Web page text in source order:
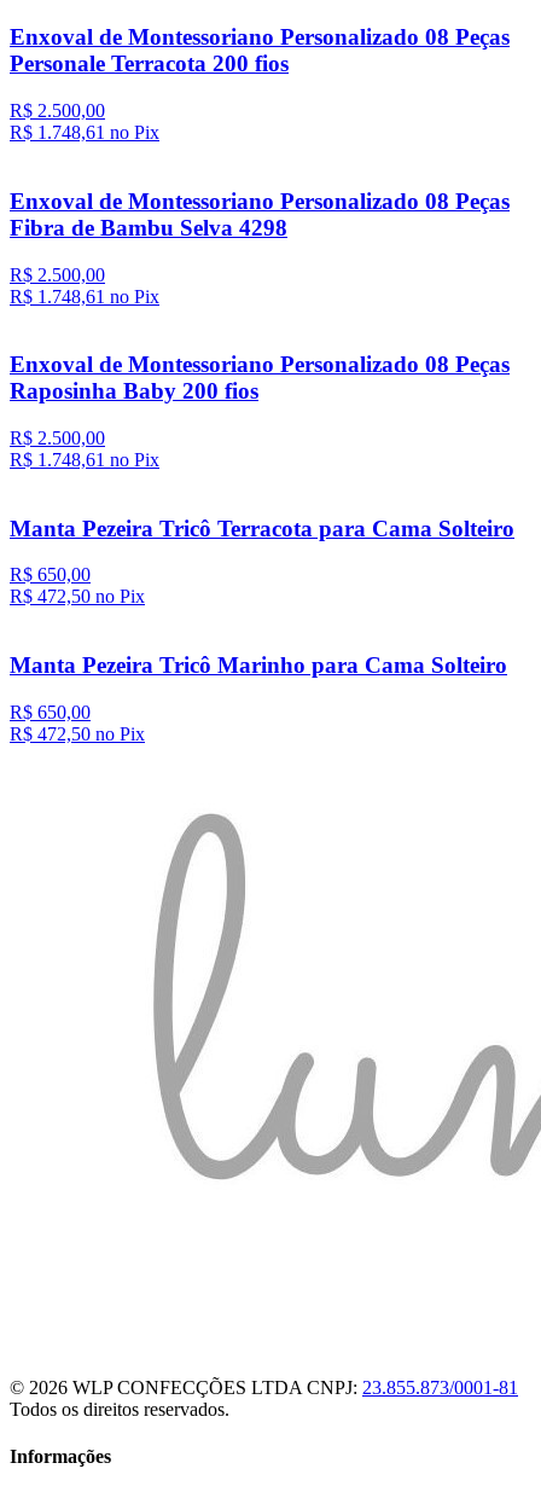
Enxoval de Montessoriano Personalizado 08 Peças
Personale Terracota 200 fios
R$ 2.500,00
R$ 1.748,61 no Pix
Enxoval de Montessoriano Personalizado 08 Peças
Fibra de Bambu Selva 4298
R$ 2.500,00
R$ 1.748,61 no Pix
Enxoval de Montessoriano Personalizado 08 Peças
Raposinha Baby 200 fios
R$ 2.500,00
R$ 1.748,61 no Pix
Manta Pezeira Tricô Terracota para Cama Solteiro
R$ 650,00
R$ 472,50 no Pix
Manta Pezeira Tricô Marinho para Cama Solteiro
R$ 650,00
R$ 472,50 no Pix
© 2026 WLP CONFECÇÕES LTDA CNPJ: 23.855.873/0001-81
Todos os direitos reservados.
Informações